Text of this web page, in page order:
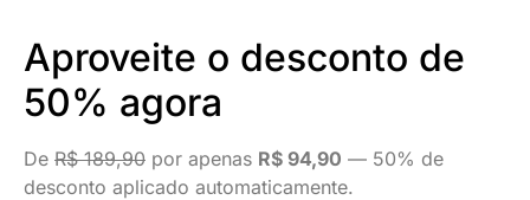
Aproveite o desconto de
50% agora
De R$ 189,90 por apenas R$ 94,90 — 50% de
desconto aplicado automaticamente.